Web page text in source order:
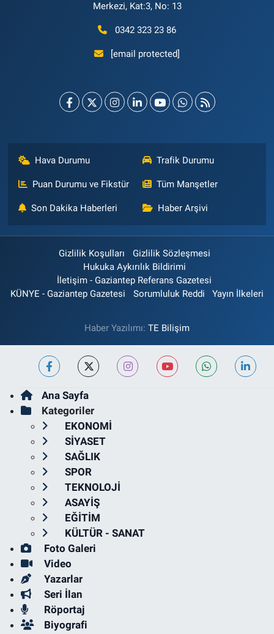
Merkezi, Kat:3, No: 13
0342 323 23 86
[email protected]
Hava Durumu Trafik Durumu
Puan Durumu ve Fikstür Tüm Manşetler
Son Dakika Haberleri Haber Arşivi
Gizlilik Koşulları
Gizlilik Sözleşmesi
Hukuka Aykırılık Bildirimi
İletişim - Gaziantep Referans Gazetesi
KÜNYE - Gaziantep Gazetesi
Sorumluluk Reddi Yayın İlkeleri
Haber Yazılımı: TE Bilişim
Ana Sayfa
Kategoriler
EKONOMİ
SİYASET
SAĞLIK
SPOR
TEKNOLOJİ
ASAYİŞ
EĞİTİM
KÜLTÜR - SANAT
Foto Galeri
Video
Yazarlar
Seri İlan
Röportaj
Biyografi